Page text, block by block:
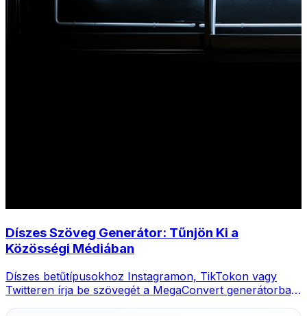
Díszes Szöveg Generátor: Tűnjön Ki a
Közösségi Médiában
Díszes betűtípusokhoz Instagramon, TikTokon vagy
Twitteren írja be szövegét a MegaConvert generátorba,